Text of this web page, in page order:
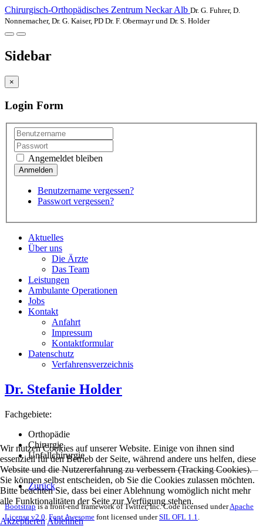
Chirurgisch-Orthopädisches Zentrum Neckar Alb Dr. G. Fuhrer, D.
Nonnemacher, Dr. G. Kaiser, PD Dr. F. Obermayr und Dr. S. Holder
Sidebar
×
Login Form
Angemeldet bleiben
Benutzername vergessen?
Passwort vergessen?
Aktuelles
Über uns
Die Ärzte
Das Team
Leistungen
Ambulante Operationen
Jobs
Kontakt
Anfahrt
Impressum
Kontaktformular
Datenschutz
Verfahrensverzeichnis
Dr. Stefanie Holder
Fachgebiete:
Orthopädie
Chirurgie
Unfallchirurgie
Zurück
Bootstrapis a front-end framework of Twitter, Inc. Code licensed underApache
License v2.0 Font Awesome font licensed underSIL OFL 1.1
Wir nutzen Cookies auf unserer Website. Einige von ihnen sind
essenziell für den Betrieb der Seite, während andere uns helfen, diese
Website und die Nutzererfahrung zu verbessern (Tracking Cookies).
Sie können selbst entscheiden, ob Sie die Cookies zulassen möchten.
Bitte beachten Sie, dass bei einer Ablehnung womöglich nicht mehr
alle Funktionalitäten der Seite zur Verfügung stehen.
Akzeptieren Ablehnen